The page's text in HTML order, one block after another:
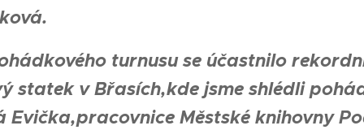
turnusu se účastnilo
statek v Břasích,kde jsme shlédli
Evička,pracovnice Městské knihovny